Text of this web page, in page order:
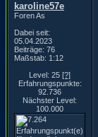
karoline57e
Foren As
Dabei seit:
05.04.2023
Beiträge: 76
Maßstab: 1:12
Level: 25 [?]
Erfahrungspunkte:
92.736
Nächster Level:
100.000